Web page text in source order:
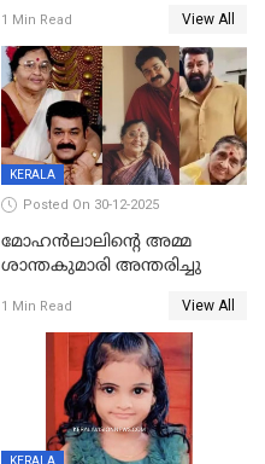
1 Min Read View All
KERALA
Posted On 30-12-2025
മോഹന്‍ലാലിന്‍റെ അമ്മ
ശാന്തകുമാരി അന്തരിച്ചു
1 Min Read View All
KERALA